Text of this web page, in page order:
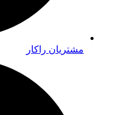
مشتریان راکار